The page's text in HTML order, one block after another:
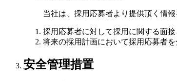
当社は、採用応募者より提供頂く情
採用応募者に対して採用に関する面接
将来の採用計画において採用応募者を
安全管理措置